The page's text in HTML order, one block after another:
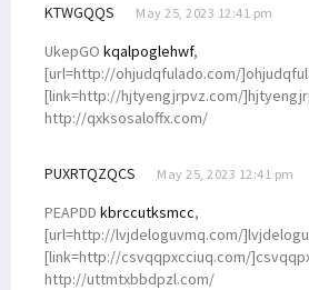
KTWGQQS May 25, 2023 12:41 pm
UkepGO kqalpoglehwf,
[url=http://ohjudqfulado.com/
[link=http://hjtyengjrpvz.com/
http://qxksosaloffx.com/
PUXRTQZQCS May 25, 2023 12:41 pm
PEAPDD kbrccutksmcc,
[url=http://lvjdeloguvmq.com/
[link=http://csvqqpxcciuq.com/
http://uttmtxbbdpzl.com/